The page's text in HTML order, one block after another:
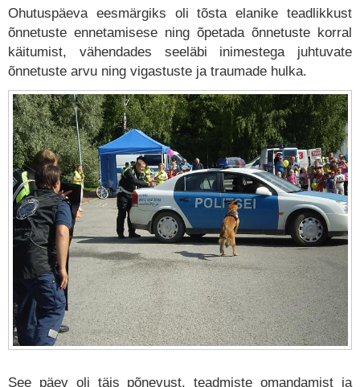
Ohutuspäeva eesmärgiks oli tõsta elanike teadlikkust
õnnetuste ennetamisese ning õpetada õnnetuste korral
käitumist, vähendades seeläbi inimestega juhtuvate
õnnetuste arvu ning vigastuste ja traumade hulka.
See päev oli täis põnevust, teadmiste omandamist ja